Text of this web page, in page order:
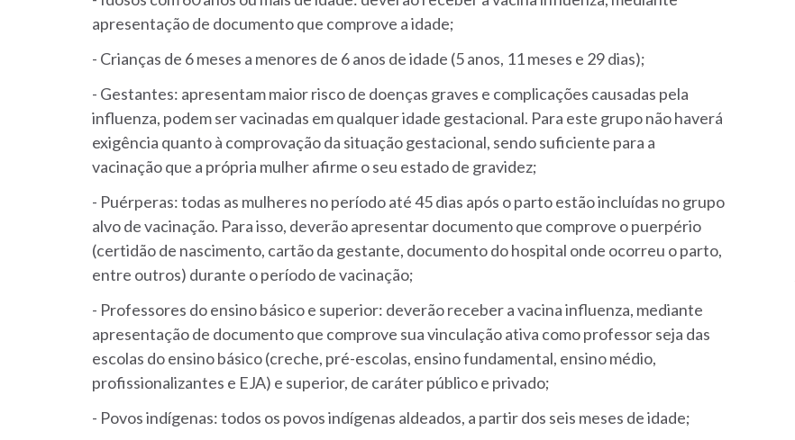
apresentação de documento que comprove a idade;
- Crianças de 6 meses a menores de 6 anos de idade (5 anos, 11 meses e 29 dias);
- Gestantes: apresentam maior risco de doenças graves e complicações causadas pela
influenza, podem ser vacinadas em qualquer idade gestacional. Para este grupo não haverá
exigência quanto à comprovação da situação gestacional, sendo suficiente para a
vacinação que a própria mulher afirme o seu estado de gravidez;
- Puérperas: todas as mulheres no período até 45 dias após o parto estão incluídas no grupo
alvo de vacinação. Para isso, deverão apresentar documento que comprove o puerpério
(certidão de nascimento, cartão da gestante, documento do hospital onde ocorreu o parto,
entre outros) durante o período de vacinação;
- Professores do ensino básico e superior: deverão receber a vacina influenza, mediante
apresentação de documento que comprove sua vinculação ativa como professor seja das
escolas do ensino básico (creche, pré-escolas, ensino fundamental, ensino médio,
profissionalizantes e EJA) e superior, de caráter público e privado;
- Povos indígenas: todos os povos indígenas aldeados, a partir dos seis meses de idade;